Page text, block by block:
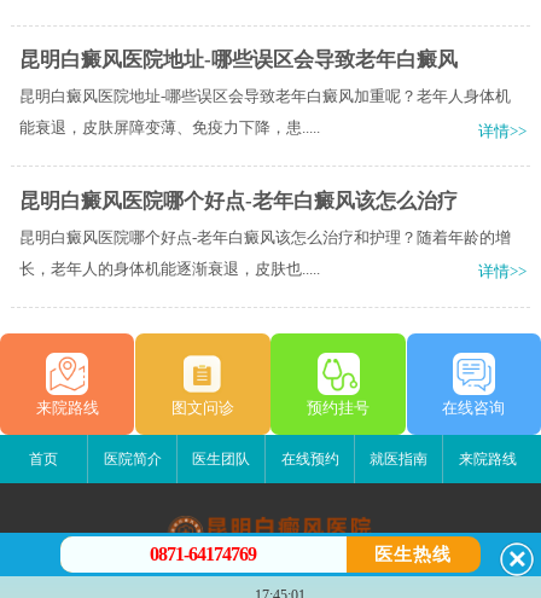
昆明白癜风医院地址-哪些误区会导致老年白癜风
昆明白癜风医院地址-哪些误区会导致老年白癜风加重呢？老年人身体机
能衰退，皮肤屏障变薄、免疫力下降，患.....
详情>>
昆明白癜风医院哪个好点-老年白癜风该怎么治疗
昆明白癜风医院哪个好点-老年白癜风该怎么治疗和护理？随着年龄的增
长，老年人的身体机能逐渐衰退，皮肤也.....
详情>>
来院路线 图文问诊 预约挂号 在线咨询
首页 医院简介 医生团队 在线预约 就医指南 来院路线
昆明白癜风医院
0871-64174769 医生热线